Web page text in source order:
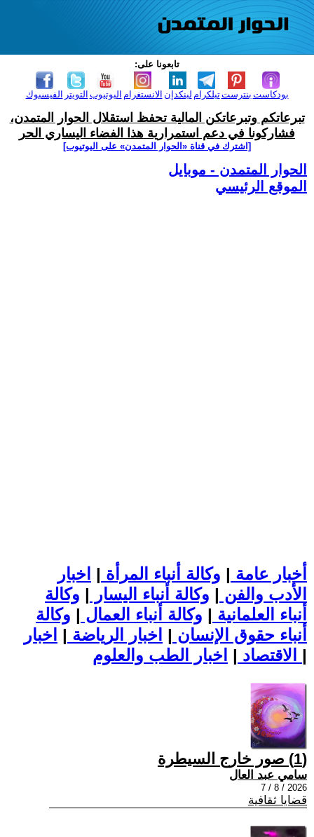
تابعونا على:
الفيسبوك التويتر اليوتيوب الانستغرام لينكدإن تيلكرامبنترست بودكاست
تبرعاتكم وتبرعاتكن المالية تحفظ استقلال الحوار المتمدن،
فشاركونا في دعم استمرارية هذا الفضاء اليساري الحر
[اشترك في قناة ‫«الحوار المتمدن» على اليوتيوب]
الحوار المتمدن - موبايل
الموقع الرئيسي
أخبار عامة | وكالة أنباء المرأة | اخبار
الأدب والفن | وكالة أنباء اليسار | وكالة
أنباء العلمانية | وكالة أنباء العمال | وكالة
أنباء حقوق الإنسان | اخبار الرياضة | اخبار
الاقتصاد | |
(1) صور خارج السيطرة
سامي عبد العال
2026 / 8 / 7
قضايا ثقافية